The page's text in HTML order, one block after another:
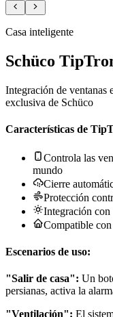
Casa inteligente
Schüco
Integración de ventanas
exclusiva de Schüco
Características de
Controla las
mundo
Cierre
Protección
Integración con
Compatible
Escenarios de uso:
"Salir de casa": Un
persianas, activa la
"Ventilación": El